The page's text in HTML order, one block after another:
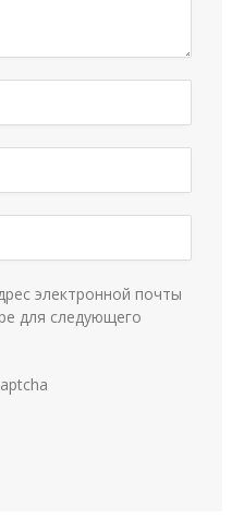
электронной почты
для следующего